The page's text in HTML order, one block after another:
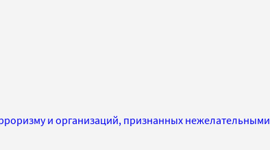
и организаций, признанных нежелательными